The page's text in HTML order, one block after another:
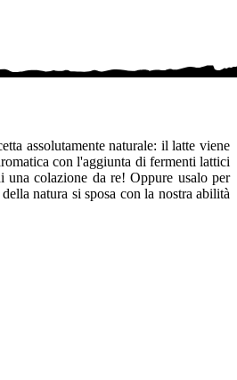
assolutamente naturale: il latte viene
con l'aggiunta di fermenti lattici
colazione da re! Oppure usalo per
natura si sposa con la nostra abilità